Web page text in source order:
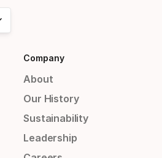
Company
About
Our History
Sustainability
Leadership